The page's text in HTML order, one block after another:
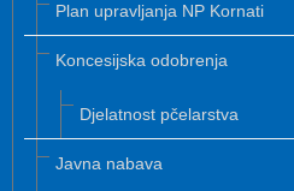
Plan upravljanja NP Kornati
Koncesijska odobrenja
Djelatnost pčelarstva
Javna nabava